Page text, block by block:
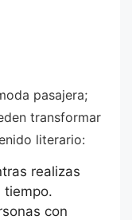
pasajera;
transformar
literario:
realizas
tiempo.
con